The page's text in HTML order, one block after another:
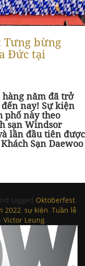
Tưng bừng
Đức tại
năm đã trở
nay! Sự kiện
phố này theo
sạn Windsor
lần đầu tiên được
Sạn Daewoo
tagged Oktoberfest,
2022, sự kiện, Tuần lễ
Victor Leung.